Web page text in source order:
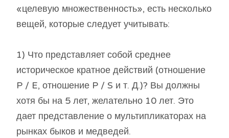
«целевую множественность», есть несколько
вещей, которые следует учитывать:
1) Что представляет собой среднее
историческое кратное действий (отношение
P / E, отношение P / S и т. Д.)? Вы должны
хотя бы на 5 лет, желательно 10 лет. Это
дает представление о мультипликаторах на
рынках быков и медведей.